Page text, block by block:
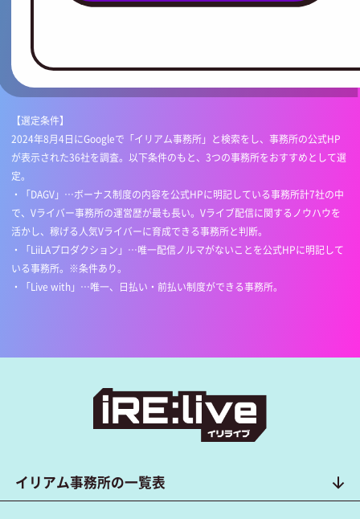
【選定条件】
2024年8月4日にGoogleで「イリアム事務所」と検索をし、事務所の公式HP
が表示された36社を調査。以下条件のもと、3つの事務所をおすすめとして選
定。
・「DAGV」…ボーナス制度の内容を公式HPに明記している事務所計7社の中
で、Vライバー事務所の運営歴が最も長い。Vライブ配信に関するノウハウを
活かし、稼げる人気Vライバーに育成できる事務所と判断。
・「LiiLAプロダクション」…唯一配信ノルマがないことを公式HPに明記して
いる事務所。※条件あり。
・「Live with」…唯一、日払い・前払い制度ができる事務所。
イリアム事務所の一覧表